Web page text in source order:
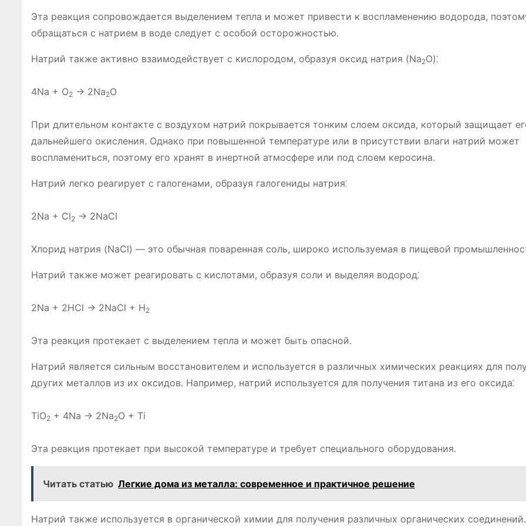
Эта реакция сопровождается выделением тепла и может привести к воспламенению водорода,
обращаться с натрием в воде следует с особой осторожностью․
Натрий также активно взаимодействует с кислородом, образуя оксид натрия (Na2O)⁚
4Na + O2 → 2Na2O
При длительном контакте с воздухом натрий покрывается тонким слоем оксида, который защищает
дальнейшего окисления․ Однако при повышенной температуре или в присутствии влаги натрий может
воспламениться, поэтому его хранят в инертной атмосфере или под слоем керосина․
Натрий легко реагирует с галогенами, образуя галогениды натрия⁚
2Na + Cl2 → 2NaCl
Хлорид натрия (NaCl) ― это обычная поваренная соль, широко используемая в пищевой
Натрий также может реагировать с кислотами, образуя соли и выделяя водород⁚
2Na + 2HCl → 2NaCl + H2
Эта реакция протекает с выделением тепла и может быть опасной․
Натрий является сильным восстановителем и используется в различных химических реакциях для
других металлов из их оксидов․ Например, натрий используется для получения титана из его оксида⁚
TiO2 + 4Na → 2Na2O + Ti
Эта реакция протекает при высокой температуре и требует специального оборудования․
Читать статью Легкие дома из металла: современное и практичное решение
Натрий также используется в органической химии для получения различных органических соединений․